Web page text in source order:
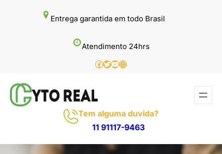
Entrega garantida em todo Brasil
Atendimento 24hrs
Facebook
Twitter
Youtube
Instagram
Tem alguma duvida?
11 91117-9463